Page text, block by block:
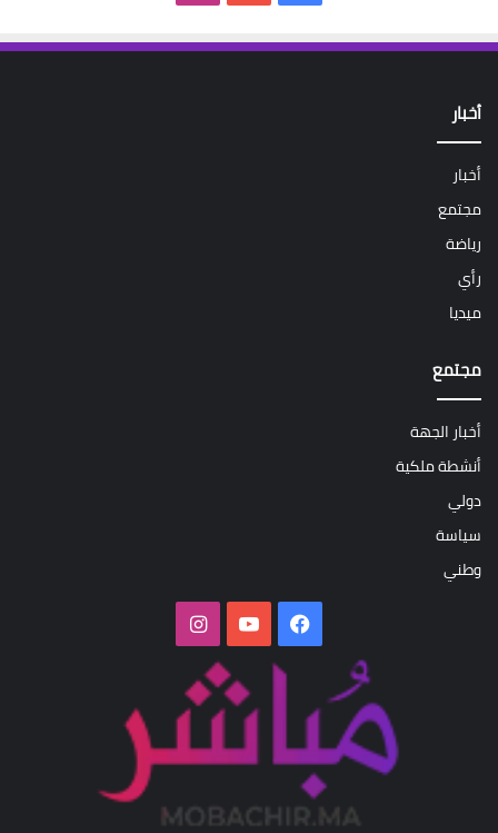
أخبار
أخبار
مجتمع
رياضة
رأي
ميديا
مجتمع
أخبار الجهة
أنشطة ملكية
دولي
سياسة
وطني
فيسبوك‫YouTubeانستقرام